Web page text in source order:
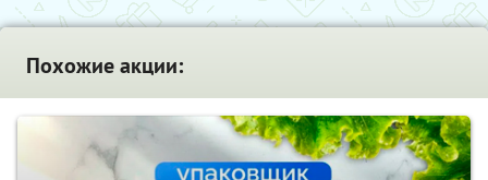
Похожие акции: